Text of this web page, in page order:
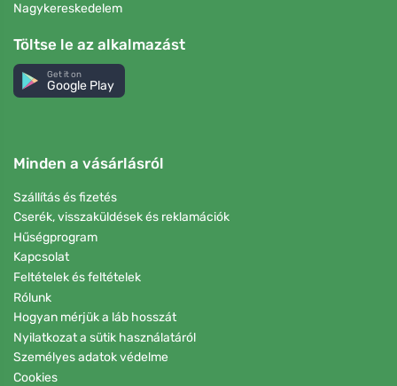
Nagykereskedelem
Töltse le az alkalmazást
Get it on
Google Play
Minden a vásárlásról
Szállítás és fizetés
Cserék, visszaküldések és reklamációk
Hűségprogram
Kapcsolat
Feltételek és feltételek
Rólunk
Hogyan mérjük a láb hosszát
Nyilatkozat a sütik használatáról
Személyes adatok védelme
Cookies